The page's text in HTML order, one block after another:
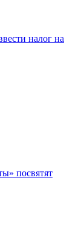
налог на
посвятят